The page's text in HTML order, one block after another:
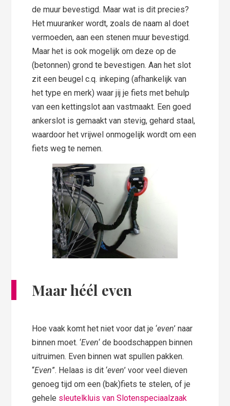
de muur bevestigd. Maar wat is dit precies?
Het muuranker wordt, zoals de naam al doet
vermoeden, aan een stenen muur bevestigd.
Maar het is ook mogelijk om deze op de
(betonnen) grond te bevestigen. Aan het slot
zit een beugel c.q. inkeping (afhankelijk van
het type en merk) waar jij je fiets met behulp
van een kettingslot aan vastmaakt. Een goed
ankerslot is gemaakt van stevig, gehard staal,
waardoor het vrijwel onmogelijk wordt om een
fiets weg te nemen.
Maar héél even
Hoe vaak komt het niet voor dat je ‘even’ naar
binnen moet. ‘Even‘ de boodschappen binnen
uitruimen. Even binnen wat spullen pakken.
“Even”. Helaas is dit ‘even’ voor veel dieven
genoeg tijd om een (bak)fiets te stelen, of je
gehele sleutelkluis van Slotenspeciaalzaak